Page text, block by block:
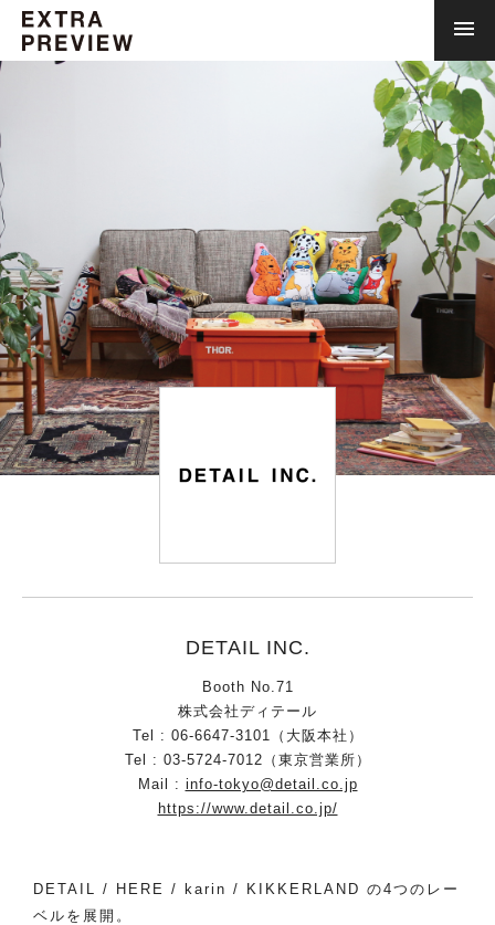
DETAIL INC.
Booth No.71
株式会社ディテール
Tel : 06-6647-3101（大阪本社）
Tel : 03-5724-7012（東京営業所）
Mail : info-tokyo@detail.co.jp
https://www.detail.co.jp/
DETAIL / HERE / karin / KIKKERLAND の4つのレー
ベルを展開。